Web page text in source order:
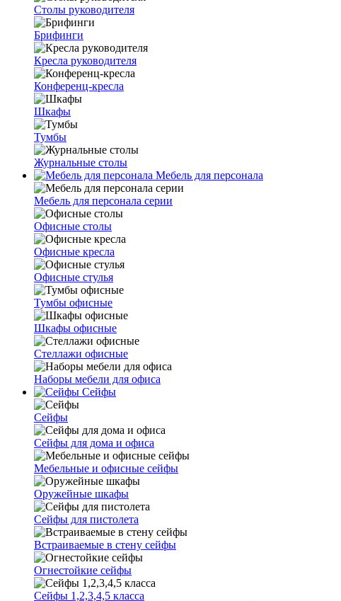
Столы руководителя
Брифинги
Кресла руководителя
Конференц-кресла
Шкафы
Тумбы
Журнальные столы
Мебель для персонала
Мебель для персонала серии
Офисные столы
Офисные кресла
Офисные стулья
Тумбы офисные
Шкафы офисные
Стеллажи офисные
Наборы мебели для офиса
Сейфы
Сейфы
Сейфы для дома и офиса
Мебельные и офисные сейфы
Оружейные шкафы
Сейфы для пистолета
Встраиваемые в стену сейфы
Огнестойкие сейфы
Сейфы 1,2,3,4,5 класса